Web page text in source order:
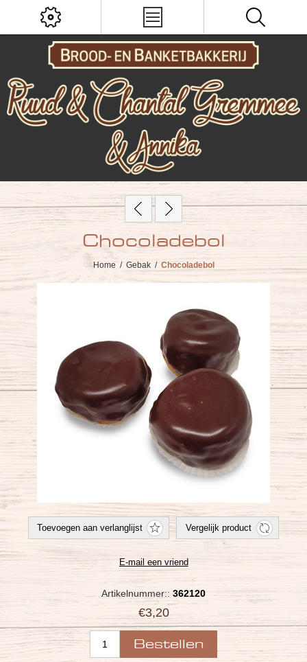
Chocoladebol
Home / Gebak / Chocoladebol
Artikelnummer:: 362120
€3,20